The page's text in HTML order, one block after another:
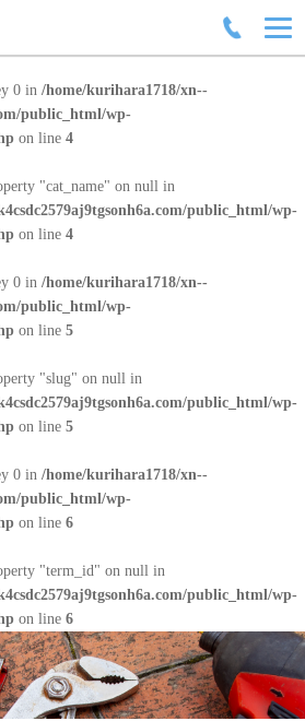
0 in /home/kurihara1718/xn--
public_html/wp-
on line 4
"cat_name" on null in
public_html/wp-
on line 4
0 in /home/kurihara1718/xn--
public_html/wp-
on line 5
"slug" on null in
public_html/wp-
on line 5
0 in /home/kurihara1718/xn--
public_html/wp-
on line 6
"term_id" on null in
public_html/wp-
on line 6